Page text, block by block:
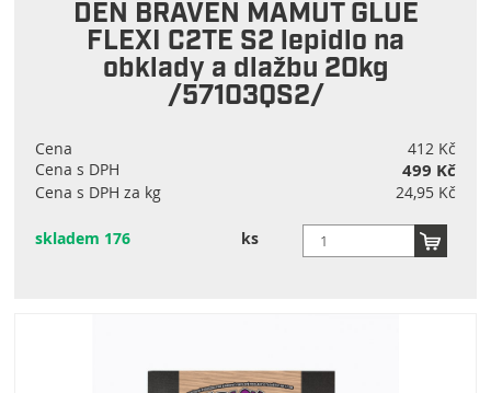
DEN BRAVEN MAMUT GLUE
FLEXI C2TE S2 lepidlo na
obklady a dlažbu 20kg
/57103QS2/
Cena
412 Kč
Cena s DPH
499 Kč
Cena s DPH za kg 24,95 Kč
skladem 176 ks